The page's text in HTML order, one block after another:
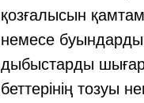
қозғалысын
немесе
дыбыстарды
беттерінің тозуы